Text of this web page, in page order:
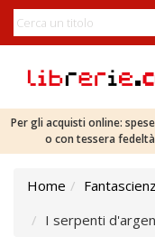
Per gli acquisti online:
o con tessera
Home
I serpenti